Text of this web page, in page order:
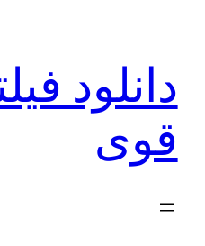
دانلود
قوی